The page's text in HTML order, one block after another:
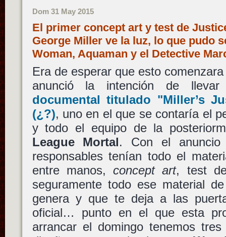
Dom 31 May 2015
El primer concept art y test de
George Miller ve la luz, lo que pudo
Woman, Aquaman y el Detective
Era de esperar que esto
anunció la intención de
documental titulado "Miller’s
(¿?), uno en el que se contaría el
y todo el equipo de la
League Mortal. Con el
responsables tenían todo el
entre manos,concept art, test
seguramente todo ese material
genera y que te deja a las
oficial… punto en el que esta
arrancar el domingo tenemos